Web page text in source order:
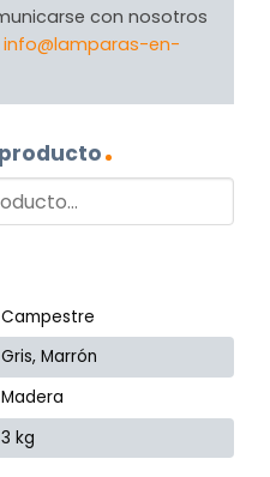
con nosotros
info@lamparas-en-
Campestre
Gris, Marrón
Madera
3 kg